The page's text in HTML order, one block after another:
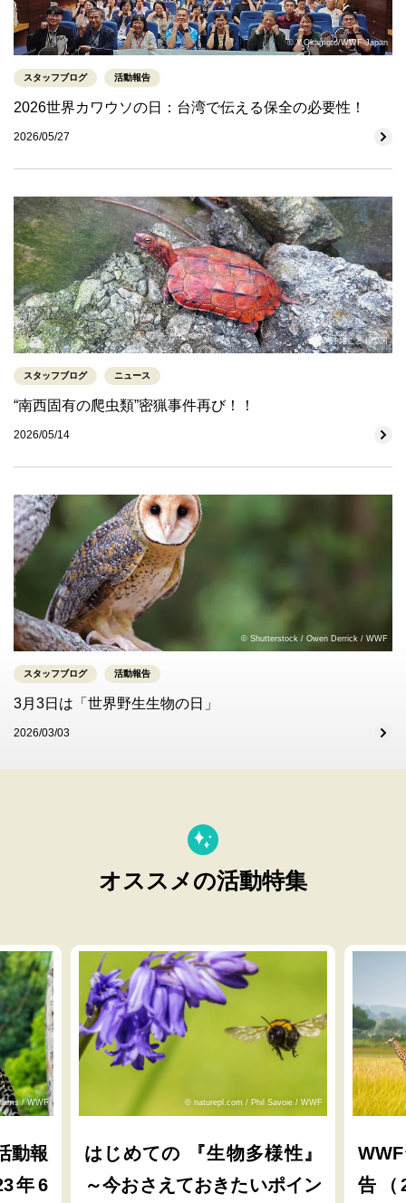
© Y.Okamoto/WWF-Japan
スタッフブログ 活動報告
2026世界カワウソの日：台湾で伝える保全の必要性！
2026/05/27
© 沖縄こどもの国
スタッフブログ ニュース
“南西固有の爬虫類”密猟事件再び！！
2026/05/14
© Shutterstock / Owen Derrick / WWF
スタッフブログ 活動報告
3月3日は「世界野生生物の日」
2026/03/03
オススメの活動特集
/ WWF
動報
年6
© naturepl.com / Phil Savoie / WWF
はじめての 『生物多様性』
～今おさえておきたいポイン
告（